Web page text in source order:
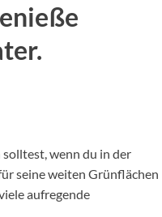
wenn du in der
seine weiten Grünflächen
aufregende